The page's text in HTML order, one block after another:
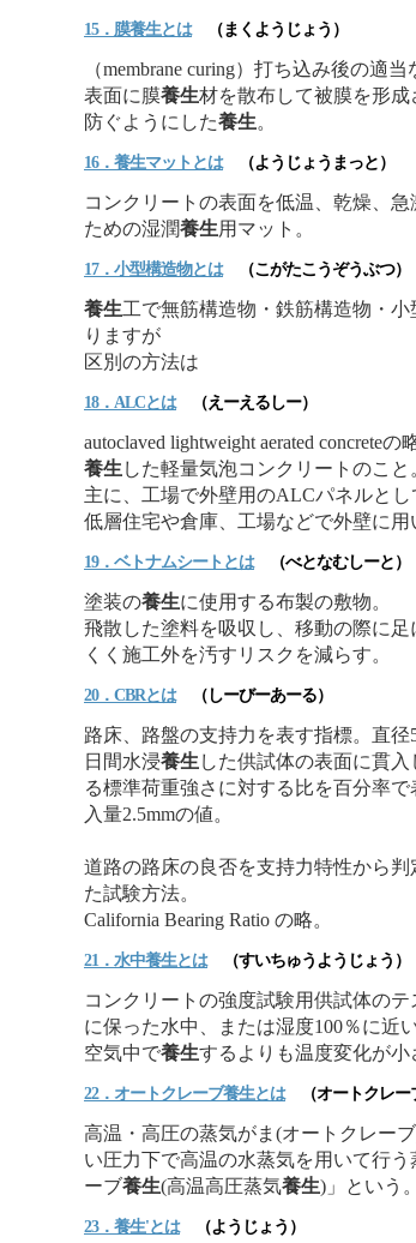
15．膜養生とは（まくようじょう）
（membrane curing）打ち込み後の適
表面に膜養生材を散布して被膜を形
防ぐようにした養生。
16． 養生マットとは（ようじょうまっと）
コンクリートの表面を低温、乾燥、
ための湿潤養生用マット。
17．小型構造物とは（こがたこうぞうぶつ）
養生工で無筋構造物・鉄筋構造物・
りますが
区別の方法は
18．ALCとは（えーえるしー）
autoclaved lightweight aerated concrete
養生 した軽量気泡コンクリートのこと
主に、工場で外壁用のALCパネルと
低層住宅や倉庫、工場などで外壁に用
19．ベトナムシートとは（べとなむしーと）
塗装の養生に使用する布製の敷物。
飛散した塗料を吸収し、移動の際に
くく施工外を汚すリスクを減らす。
20．CBRとは（しーびーあーる）
路床、路盤の支持力を表す指標。直径
日間水浸養生 した供試体の表面に貫
る標準荷重強さに対する比を百分率
入量2.5mmの値。
道路の路床の良否を支持力特性から
た試験方法。
California Bearing Ratio の略。
21．水中養生とは（すいちゅうようじょう）
コンクリートの強度試験用供試体の
に保った水中、または湿度100％に近
空気中で養生するよりも温度変化が小
22．オートクレーブ養生とは（オートクレー
高温・高圧の蒸気がま(オートクレー
い圧力下で高温の水蒸気を用いて行う
ーブ養生(高温高圧蒸気養生)」という。
23． 養生'とは（ようじょう）